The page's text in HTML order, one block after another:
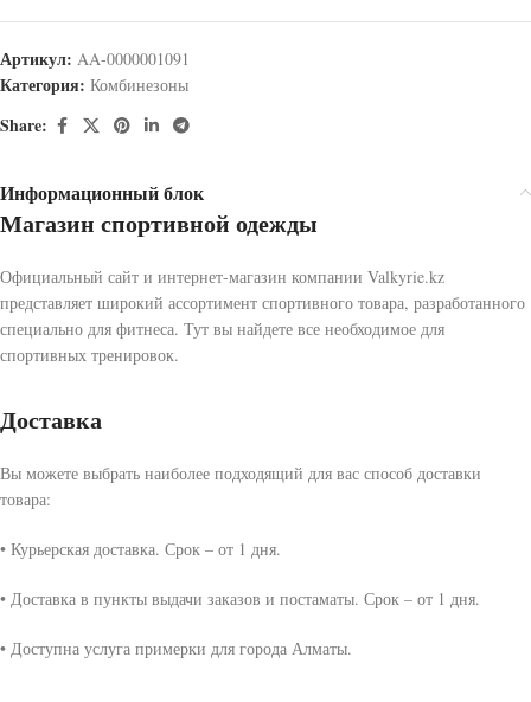
Артикул: AA-0000001091
Категория: Комбинезоны
Share:
Информационный блок
Магазин спортивной одежды
Официальный сайт и интернет-магазин компании Valkyrie.kz
представляет широкий ассортимент спортивного товара, разработанного
специально для фитнеса. Тут вы найдете все необходимое для
спортивных тренировок.
Доставка
Вы можете выбрать наиболее подходящий для вас способ доставки
товара:
• Курьерская доставка. Срок – от 1 дня.
• Доставка в пункты выдачи заказов и постаматы. Срок – от 1 дня.
• Доступна услуга примерки для города Алматы.